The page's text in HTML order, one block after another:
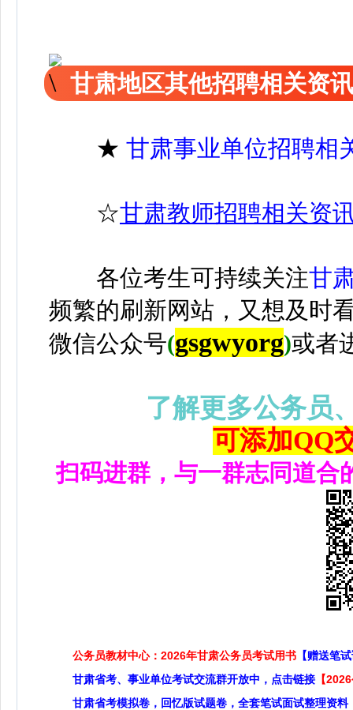
甘肃地区其他招聘相关资
★ 甘肃事业单位招聘相
☆甘肃教师招聘相关资
各位考生可持续关注甘
频繁的刷新网站，又想及时
微信公众号(gsgwyorg)或者
了解更多公务员
可添加QQ
扫码进群，与一群志同道合
公务员教材中心：2026年甘肃公务员考试用书 【赠送笔
甘肃省考、事业单位考试交流群开放中，点击链接 【
甘肃省考模拟卷，回忆版试题卷，全套笔试面试整理资料